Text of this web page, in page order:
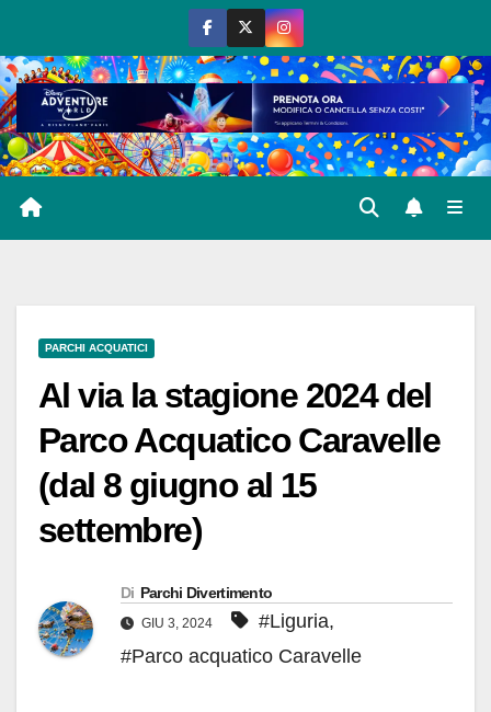
al
contenuto
PARCHI ACQUATICI
Al via la stagione 2024 del
Parco Acquatico Caravelle
(dal 8 giugno al 15
settembre)
Di Parchi Divertimento
GIU 3, 2024 #Liguria,
#Parco acquatico Caravelle